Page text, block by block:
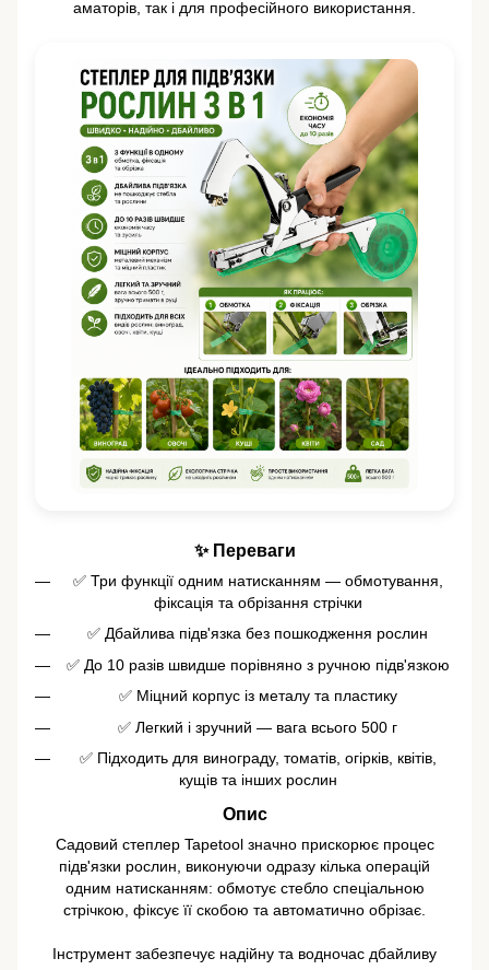
аматорів, так і для професійного використання.
✨ Переваги
✅ Три функції одним натисканням — обмотування,
фіксація та обрізання стрічки
✅ Дбайлива підв'язка без пошкодження рослин
✅ До 10 разів швидше порівняно з ручною підв'язкою
✅ Міцний корпус із металу та пластику
✅ Легкий і зручний — вага всього 500 г
✅ Підходить для винограду, томатів, огірків, квітів,
кущів та інших рослин
Опис
Садовий степлер Tapetool значно прискорює процес
підв'язки рослин, виконуючи одразу кілька операцій
одним натисканням: обмотує стебло спеціальною
стрічкою, фіксує її скобою та автоматично обрізає.
Інструмент забезпечує надійну та водночас дбайливу